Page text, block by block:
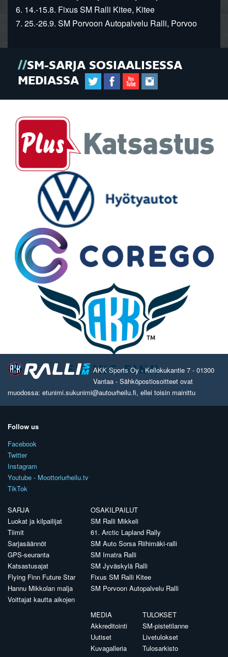
6. 14.-15.8. Fixus SM Ralli Kitee, Kitee
7. 25.-26.9. SM Porvoon Autopalvelu Ralli, Porvoo
SM-SARJA SOSIAALISESSA
MEDIASSA
AKK Sports Oy - Kellokukantie 7 - 01300
Vantaa - Sähköpostiosoitteet ovat
muodossa: etunimi.sukunimi@autourheilu.fi, ellei toisin mainittu
Follow us
Facebook
Twitter
Instagram
Youtube - Moottoriurheilu.tv
TikTok
SARJA
Luokat ja kilpailijat
Tiimit
Sarjasäännöt
GPS-seuranta
Katsastusajat
Flying Finn Future Star
Hannu Mikkolan malja
Voittajat kautta aikojen
OSAKILPAILUT
SM Ralli Mikkeli
61. Arctic Lapland Rally
SM Auto Sorsa Riihimäki-ralli
SM Imatra Ralli
SM Jyväskylä Ralli
Fixus SM Ralli Kitee
SM Porvoon Autopalvelu Ralli
MEDIA
Akkreditointi
Uutiset
Kuvagalleria
TULOKSET
SM-pistetilanne
Livetulokset
Tulosarkisto